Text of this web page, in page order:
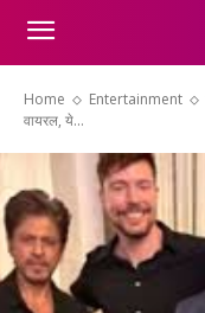
Home Entertainment
वायरल, ये...